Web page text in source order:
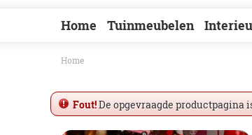
Home
Home Tuinmeubelen
Fout!De opgevraagde productpagina